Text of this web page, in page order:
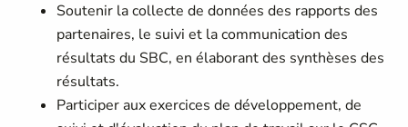
Soutenir la collecte de données des rapports des
partenaires, le suivi et la communication des
résultats du SBC, en élaborant des synthèses des
résultats.
Participer aux exercices de développement, de